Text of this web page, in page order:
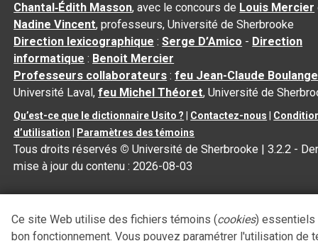
Chantal‑Édith Masson, avec le concours de Louis Mercier
Nadine Vincent, professeurs, Université de Sherbrooke
Direction lexicographique :Serge D’Amico - Direction
informatique : Benoit Mercier
Professeurs collaborateurs :feu Jean-Claude
Université Laval,feu Michel Théoret, Université de
Qu’est-ce que le dictionnaire Usito ? Contactez-nous
d’utilisation
Paramètres des témoins
Tous droits réservés © Université de Sherbrooke |3.2.2 -
mise à jour du contenu :2026-08-03
Ce site Web utilise des fichiers témoins (cookies) essentiels
bon fonctionnement. Vous pouvez paramétrer l'utilisation de